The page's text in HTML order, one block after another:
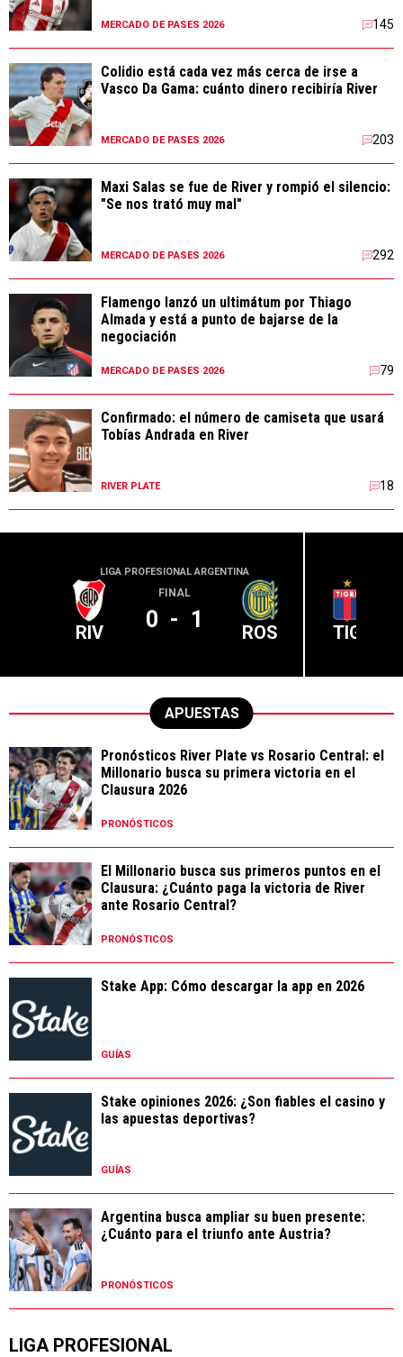
MERCADO DE PASES 2026 145
Colidio está cada vez más cerca de irse a
Vasco Da Gama: cuánto dinero recibiría River
MERCADO DE PASES 2026 203
Maxi Salas se fue de River y rompió el silencio:
"Se nos trató muy mal"
MERCADO DE PASES 2026 292
Flamengo lanzó un ultimátum por Thiago
Almada y está a punto de bajarse de la
negociación
MERCADO DE PASES 2026 79
Confirmado: el número de camiseta que usará
Tobías Andrada en River
RIVER PLATE 18
LIGA PROFESIONAL ARGENTINA
RIV
FINAL
0 - 1 ROS TIG
APUESTAS
Pronósticos River Plate vs Rosario Central: el
Millonario busca su primera victoria en el
Clausura 2026
PRONÓSTICOS
El Millonario busca sus primeros puntos en el
Clausura: ¿Cuánto paga la victoria de River
ante Rosario Central?
PRONÓSTICOS
Stake App: Cómo descargar la app en 2026
GUÍAS
Stake opiniones 2026: ¿Son fiables el casino y
las apuestas deportivas?
GUÍAS
Argentina busca ampliar su buen presente:
¿Cuánto para el triunfo ante Austria?
PRONÓSTICOS
LIGA PROFESIONAL